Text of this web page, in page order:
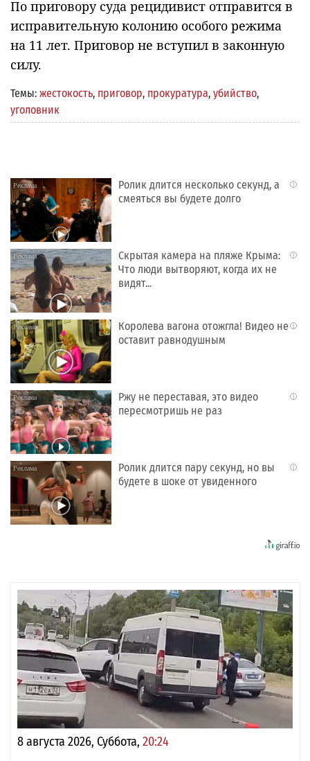
По приговору суда рецидивист отправится в
исправительную колонию особого режима
на 11 лет. Приговор не вступил в законную
силу.
Темы: жестокость, приговор, прокуратура, убийство,
уголовник
i
Ролик длится несколько секунд, а
смеяться вы будете долго
i
Скрытая камера на пляже Крыма:
Что люди вытворяют, когда их не
видят...
i
Королева вагона отожгла! Видео не
оставит равнодушным
i
Ржу не переставая, это видео
пересмотришь не раз
i
Ролик длится пару секунд, но вы
будете в шоке от увиденного
8 августа 2026, Суббота, 20:24